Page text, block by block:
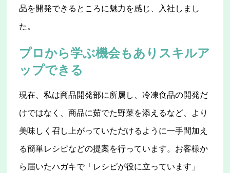
品を開発できるところに魅力を感じ、入社しまし
た。
プロから学ぶ機会もありスキルア
ップできる
現在、私は商品開発部に所属し、冷凍食品の開発だ
けではなく、商品に茹でた野菜を添えるなど、より
美味しく召し上がっていただけるように一手間加え
る簡単レシピなどの提案を行っています。お客様か
ら届いたハガキで「レシピが役に立っています」